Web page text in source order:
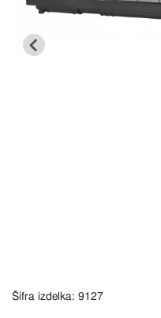
Šifra izdelka: 9127